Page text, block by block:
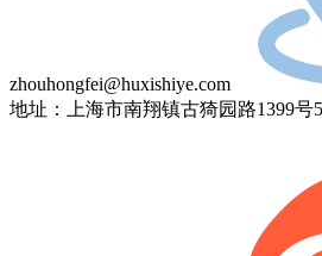
zhouhongfei@huxishiye.com
地址：上海市南翔镇古猗园路1399号